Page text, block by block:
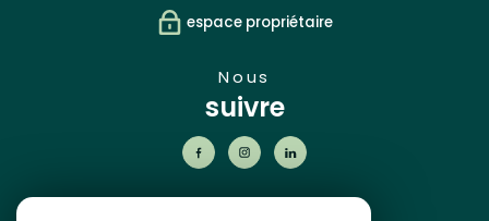
espace propriétaire
nous
suivre